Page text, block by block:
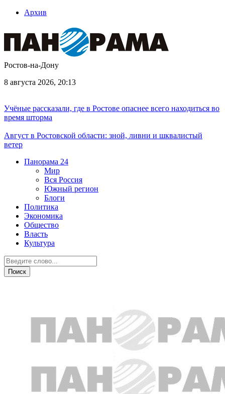
Архив
Ростов-на-Дону
8 августа 2026, 20:13
Учёные рассказали, где в Ростове опаснее всего находиться во
время шторма
Август в Ростовской области: зной, ливни и шквалистый
ветер
Панорама 24
Мир
Вся Россия
Южный регион
Блоги
Политика
Экономика
Общество
Власть
Культура